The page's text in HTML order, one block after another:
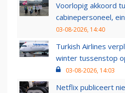
Voorlopig akkoord
cabinepersoneel,
03-08-2026, 14:40
Turkish Airlines
winter tussenstop
03-08-2026, 14:03
Netflix publiceert